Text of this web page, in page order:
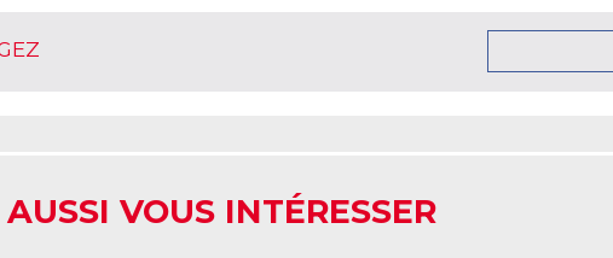
VOUS INTÉRESSER